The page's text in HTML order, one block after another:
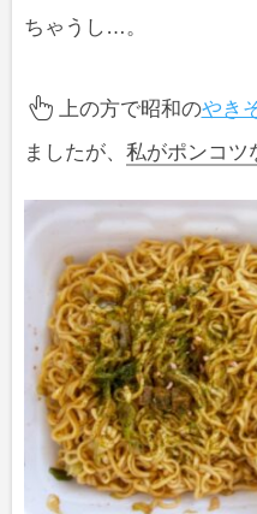
ちゃうし…。
上の方で昭和のやき
ましたが、 私がポンコツ